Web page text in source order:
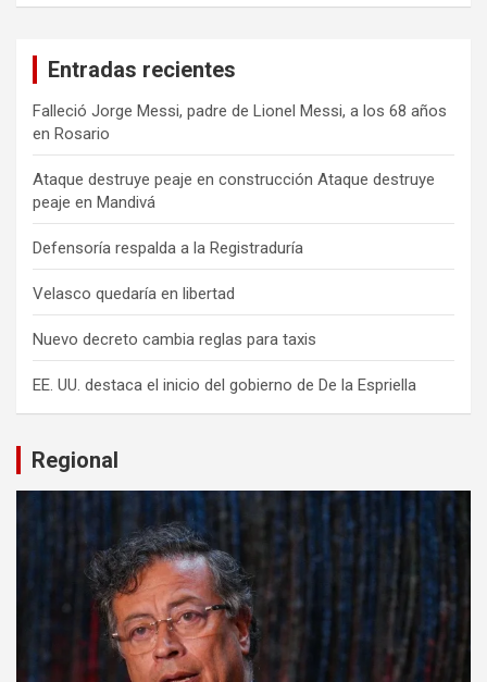
Entradas recientes
Falleció Jorge Messi, padre de Lionel Messi, a los 68 años
en Rosario
Ataque destruye peaje en construcción Ataque destruye
peaje en Mandivá
Defensoría respalda a la Registraduría
Velasco quedaría en libertad
Nuevo decreto cambia reglas para taxis
EE. UU. destaca el inicio del gobierno de De la Espriella
Regional